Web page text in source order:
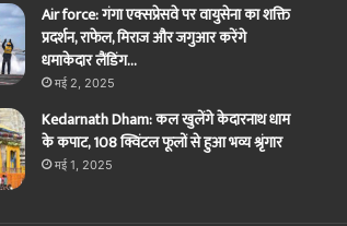
Air force: गंगा एक्सप्रेसवे पर वायुसेना का शक्ति
प्रदर्शन, राफेल, मिराज और जगुआर करेंगे
धमाकेदार लैंडिंग…
मई 2, 2025
Kedarnath Dham: कल खुलेंगे केदारनाथ धाम
के कपाट, 108 क्विंटल फूलों से हुआ भव्य श्रृंगार
मई 1, 2025